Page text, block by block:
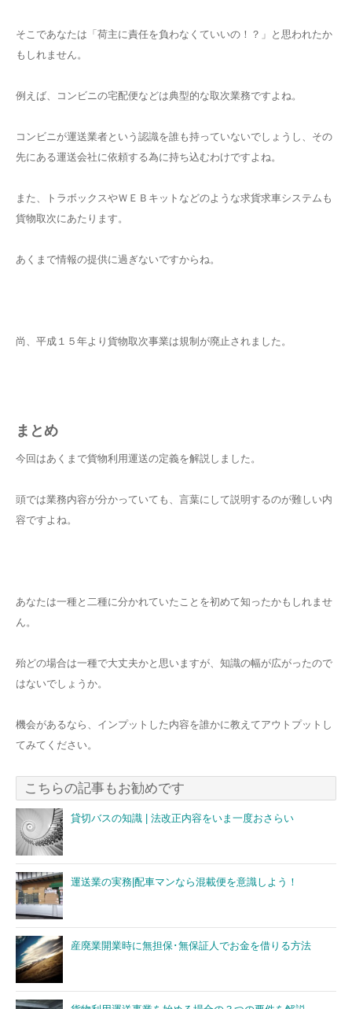
そこであなたは「荷主に責任を負わなくていいの！？」と思われたか
もしれません。
例えば、コンビニの宅配便などは典型的な取次業務ですよね。
コンビニが運送業者という認識を誰も持っていないでしょうし、その
先にある運送会社に依頼する為に持ち込むわけですよね。
また、トラボックスやＷＥＢキットなどのような求貨求車システムも
貨物取次にあたります。
あくまで情報の提供に過ぎないですからね。
尚、平成１５年より貨物取次事業は規制が廃止されました。
まとめ
今回はあくまで貨物利用運送の定義を解説しました。
頭では業務内容が分かっていても、言葉にして説明するのが難しい内
容ですよね。
あなたは一種と二種に分かれていたことを初めて知ったかもしれませ
ん。
殆どの場合は一種で大丈夫かと思いますが、知識の幅が広がったので
はないでしょうか。
機会があるなら、インプットした内容を誰かに教えてアウトプットし
てみてください。
こちらの記事もお勧めです
貸切バスの知識 | 法改正内容をいま一度おさらい
運送業の実務|配車マンなら混載便を意識しよう！
産廃業開業時に無担保･無保証人でお金を借りる方法